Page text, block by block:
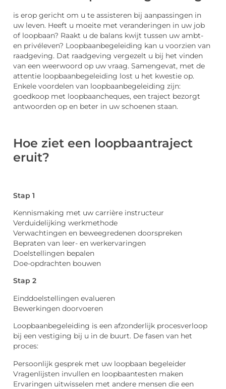
is erop gericht om u te assisteren bij aanpassingen in
uw leven. Heeft u moeite met veranderingen in uw job
of loopbaan? Raakt u de balans kwijt tussen uw ambt-
en privéleven? Loopbaanbegeleiding kan u voorzien van
raadgeving. Dat raadgeving vergezelt u bij het vinden
van een weerwoord op uw vraag. Samengevat, met de
attentie loopbaanbegeleiding lost u het kwestie op.
Enkele voordelen van loopbaanbegeleiding zijn:
goedkoop met loopbaancheques, een traject bezorgt
antwoorden op en beter in uw schoenen staan.
Hoe ziet een loopbaantraject
eruit?
Stap 1
Kennismaking met uw carrière instructeur
Verduidelijking werkmethode
Verwachtingen en beweegredenen doorspreken
Bepraten van leer- en werkervaringen
Doelstellingen bepalen
Doe-opdrachten bouwen
Stap 2
Einddoelstellingen evalueren
Bewerkingen doorvoeren
Loopbaanbegeleiding is een afzonderlijk procesverloop
bij een vestiging bij u in de buurt. De fasen van het
proces:
Persoonlijk gesprek met uw loopbaan begeleider
Vragenlijsten invullen en loopbaantesten maken
Ervaringen uitwisselen met andere mensen die een